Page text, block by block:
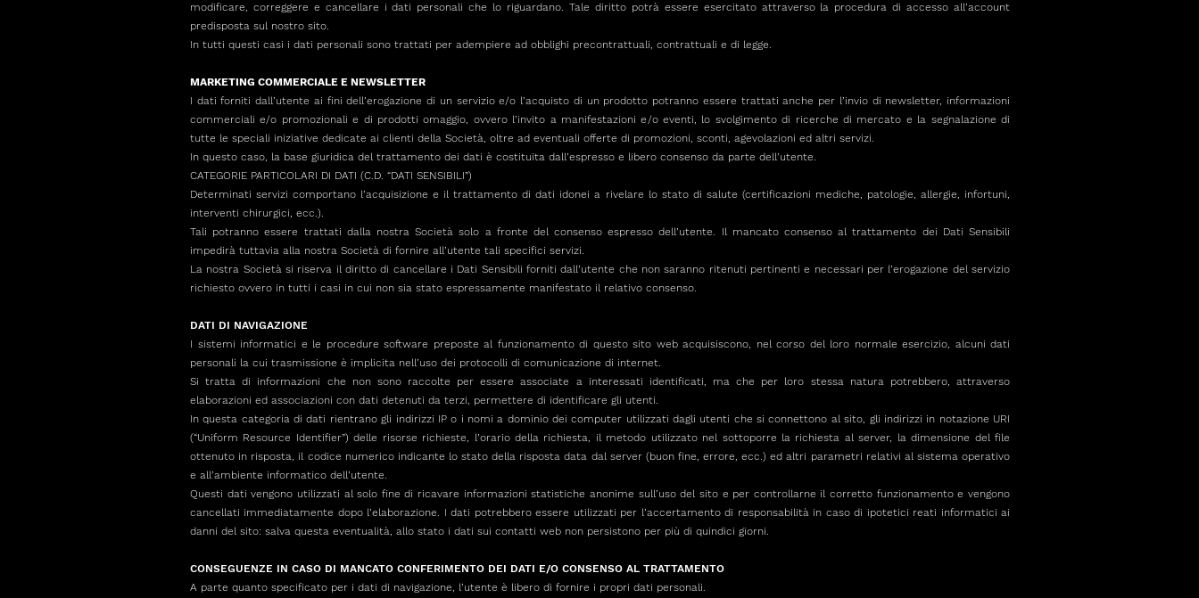
modificare, correggere e cancellare i dati personali che lo riguardano. Tale diritto potrà essere esercitato attraverso la procedura di accesso all’account
predisposta sul nostro sito.
In tutti questi casi i dati personali sono trattati per adempiere ad obblighi precontrattuali, contrattuali e di legge.
MARKETING COMMERCIALE E NEWSLETTER
I dati forniti dall’utente ai fini dell’erogazione di un servizio e/o l’acquisto di un prodotto potranno essere trattati anche per l’invio di newsletter, informazioni
commerciali e/o promozionali e di prodotti omaggio, ovvero l’invito a manifestazioni e/o eventi, lo svolgimento di ricerche di mercato e la segnalazione di
tutte le speciali iniziative dedicate ai clienti della Società, oltre ad eventuali offerte di promozioni, sconti, agevolazioni ed altri servizi.
In questo caso, la base giuridica del trattamento dei dati è costituita dall’espresso e libero consenso da parte dell’utente.
CATEGORIE PARTICOLARI DI DATI (C.D. “DATI SENSIBILI”)
Determinati servizi comportano l’acquisizione e il trattamento di dati idonei a rivelare lo stato di salute (certificazioni mediche, patologie, allergie, infortuni,
interventi chirurgici, ecc.).
Tali potranno essere trattati dalla nostra Società solo a fronte del consenso espresso dell’utente. Il mancato consenso al trattamento dei Dati Sensibili
impedirà tuttavia alla nostra Società di fornire all’utente tali specifici servizi.
La nostra Società si riserva il diritto di cancellare i Dati Sensibili forniti dall’utente che non saranno ritenuti pertinenti e necessari per l’erogazione del servizio
richiesto ovvero in tutti i casi in cui non sia stato espressamente manifestato il relativo consenso.
DATI DI NAVIGAZIONE
I sistemi informatici e le procedure software preposte al funzionamento di questo sito web acquisiscono, nel corso del loro normale esercizio, alcuni dati
personali la cui trasmissione è implicita nell’uso dei protocolli di comunicazione di internet.
Si tratta di informazioni che non sono raccolte per essere associate a interessati identificati, ma che per loro stessa natura potrebbero, attraverso
elaborazioni ed associazioni con dati detenuti da terzi, permettere di identificare gli utenti.
In questa categoria di dati rientrano gli indirizzi IP o i nomi a dominio dei computer utilizzati dagli utenti che si connettono al sito, gli indirizzi in notazione URI
(“Uniform Resource Identifier”) delle risorse richieste, l’orario della richiesta, il metodo utilizzato nel sottoporre la richiesta al server, la dimensione del file
ottenuto in risposta, il codice numerico indicante lo stato della risposta data dal server (buon fine, errore, ecc.) ed altri parametri relativi al sistema operativo
e all’ambiente informatico dell’utente.
Questi dati vengono utilizzati al solo fine di ricavare informazioni statistiche anonime sull’uso del sito e per controllarne il corretto funzionamento e vengono
cancellati immediatamente dopo l’elaborazione. I dati potrebbero essere utilizzati per l’accertamento di responsabilità in caso di ipotetici reati informatici ai
danni del sito: salva questa eventualità, allo stato i dati sui contatti web non persistono per più di quindici giorni.
CONSEGUENZE IN CASO DI MANCATO CONFERIMENTO DEI DATI E/O CONSENSO AL TRATTAMENTO
A parte quanto specificato per i dati di navigazione, l’utente è libero di fornire i propri dati personali.